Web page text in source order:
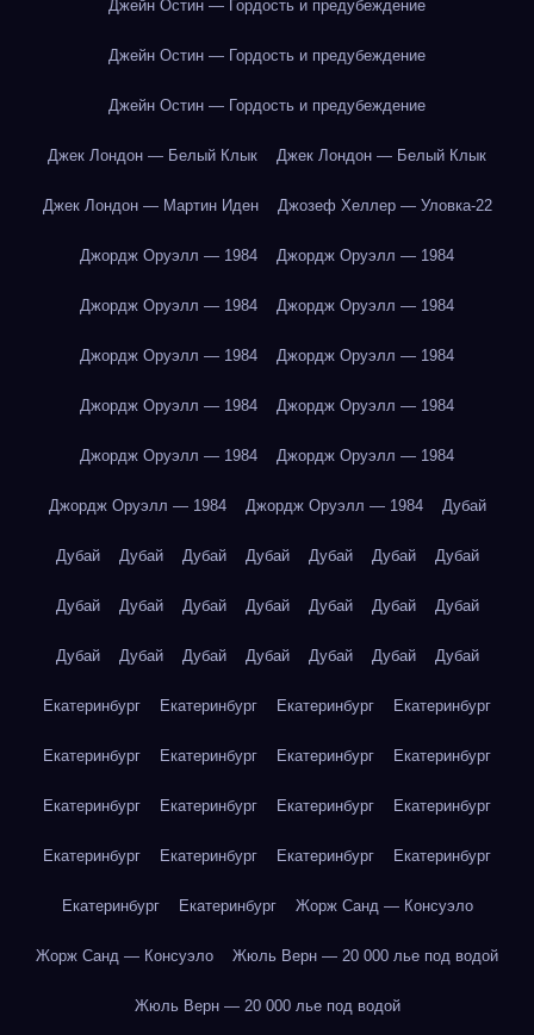
Джейн Остин — Гордость и предубеждение
Джейн Остин — Гордость и предубеждение
Джейн Остин — Гордость и предубеждение
Джек Лондон — Белый Клык Джек Лондон — Белый Клык
Джек Лондон — Мартин Иден Джозеф Хеллер — Уловка-22
Джордж Оруэлл — 1984 Джордж Оруэлл — 1984
Джордж Оруэлл — 1984 Джордж Оруэлл — 1984
Джордж Оруэлл — 1984 Джордж Оруэлл — 1984
Джордж Оруэлл — 1984 Джордж Оруэлл — 1984
Джордж Оруэлл — 1984 Джордж Оруэлл — 1984
Джордж Оруэлл — 1984 Джордж Оруэлл — 1984 Дубай
Дубай Дубай Дубай Дубай Дубай Дубай Дубай
Дубай Дубай Дубай Дубай Дубай Дубай Дубай
Дубай Дубай Дубай Дубай Дубай Дубай Дубай
Екатеринбург Екатеринбург Екатеринбург Екатеринбург
Екатеринбург Екатеринбург Екатеринбург Екатеринбург
Екатеринбург Екатеринбург Екатеринбург Екатеринбург
Екатеринбург Екатеринбург Екатеринбург Екатеринбург
Екатеринбург Екатеринбург Жорж Санд — Консуэло
Жорж Санд — Консуэло Жюль Верн — 20 000 лье под водой
Жюль Верн — 20 000 лье под водой